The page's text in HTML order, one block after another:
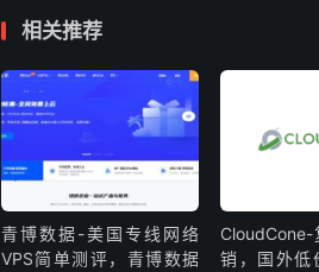
相关推荐
青博数据-美国专线网络
VPS简单测评，青博数据
销，国外低